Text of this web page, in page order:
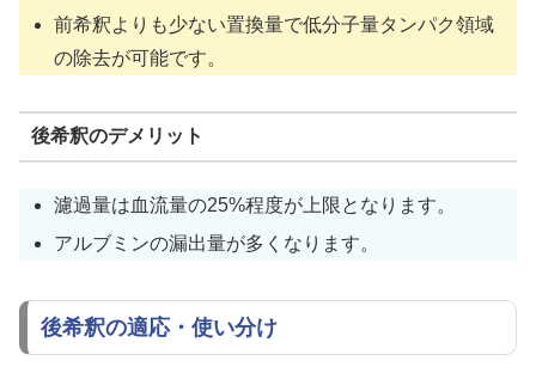
前希釈よりも少ない置換量で低分子量タンパク領域
の除去が可能です。
後希釈のデメリット
濾過量は血流量の25%程度が上限となります。
アルブミンの漏出量が多くなります。
後希釈の適応・使い分け